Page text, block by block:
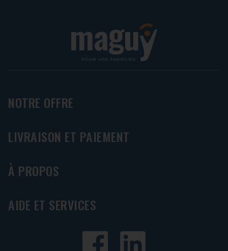
NOTRE OFFRE
LIVRAISON ET PAIEMENT
À PROPOS
AIDE ET SERVICES